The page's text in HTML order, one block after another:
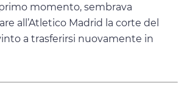
momento, sembrava
all’Atletico Madrid la corte del
a trasferirsi nuovamente in